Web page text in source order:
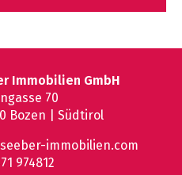
Immobilien GmbH
70
Bozen | Südtirol
immobilien.com
974812